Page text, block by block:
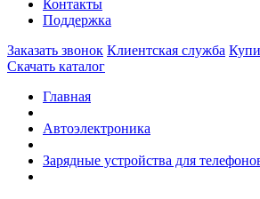
Контакты
Поддержка
Заказать звонок Клиентская служба
Скачать каталог
Главная
Автоэлектроника
Зарядные устройства для